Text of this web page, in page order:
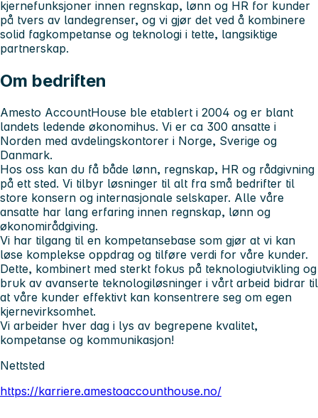
kjernefunksjoner innen regnskap, lønn og HR for kunder
på tvers av landegrenser, og vi gjør det ved å kombinere
solid fagkompetanse og teknologi i tette, langsiktige
partnerskap.
Om bedriften
Amesto AccountHouse ble etablert i 2004 og er blant
landets ledende økonomihus. Vi er ca 300 ansatte i
Norden med avdelingskontorer i Norge, Sverige og
Danmark.
Hos oss kan du få både lønn, regnskap, HR og rådgivning
på ett sted. Vi tilbyr løsninger til alt fra små bedrifter til
store konsern og internasjonale selskaper. Alle våre
ansatte har lang erfaring innen regnskap, lønn og
økonomirådgiving.
Vi har tilgang til en kompetansebase som gjør at vi kan
løse komplekse oppdrag og tilføre verdi for våre kunder.
Dette, kombinert med sterkt fokus på teknologiutvikling og
bruk av avanserte teknologiløsninger i vårt arbeid bidrar til
at våre kunder effektivt kan konsentrere seg om egen
kjernevirksomhet.
Vi arbeider hver dag i lys av begrepene kvalitet,
kompetanse og kommunikasjon!
Nettsted
https://karriere.amestoaccounthouse.no/